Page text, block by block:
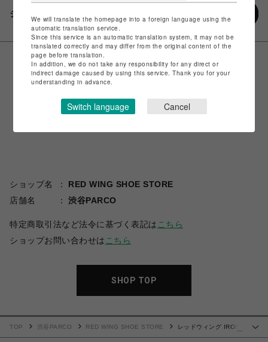
シェアする
ショップ名
RED WING SHOE STORE
店舗名
渋谷PARCO
特定商取引法など法令に基づく表記は こちら
ショップお問い合わせは こちら
SHOP TOP
TOP 渋谷PARCO RED WING SHOE STORE
レッドウィング IRON
We will translate the homepage into a foreign language using the
automatic translation service.
Since this service is an automatic translation system, it may not be
translated correctly and may differ from the original content of the
page before translation.
In addition, we do not take any responsibility for any direct or
indirect damage caused by using this service. Thank you for your
understanding in advance.
Switch language Cancel